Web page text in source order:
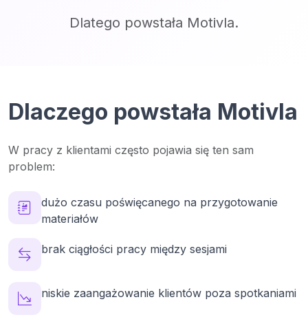
Dlatego powstała Motivla.
Dlaczego powstała Motivla
W pracy z klientami często pojawia się ten sam
problem:
dużo czasu poświęcanego na przygotowanie
materiałów
brak ciągłości pracy między sesjami
niskie zaangażowanie klientów poza spotkaniami